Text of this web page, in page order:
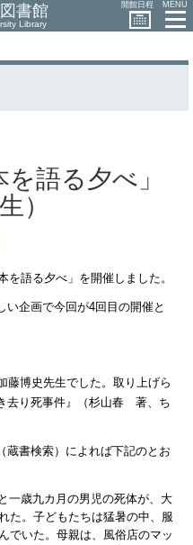
書館
Library
開館日程 MENU
を語る夕べ」
）
を語る夕べ」を開催しました。
い企画で今回が4回目の開催と
博史先生でした。取り上げら
去り死事件』（杉山春 著、ち
（蔵書検索）によれば下記のとお
一歳九カ月の男児の死体が、大
た。子どもたちは猛暑の中、服
でいた。母親は、風俗店のマッ